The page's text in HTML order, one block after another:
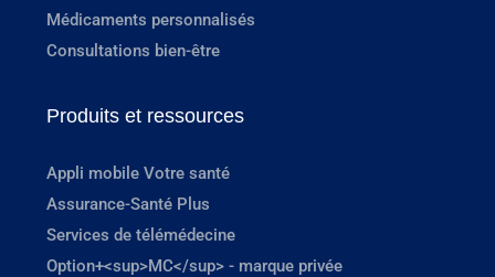
Médicaments personnalisés
Consultations bien-être
Produits et ressources
Appli mobile Votre santé
Assurance-Santé Plus
Services de télémédecine
Option+<sup>MC</sup> - marque privée